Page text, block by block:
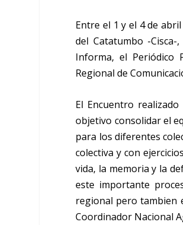
Entre el 1 y el 4 de
del Catatumbo -
Informa, el Periódico
Regional de
El Encuentro
objetivo consolidar el
para los diferentes
colectiva y con
vida, la memoria y la
este importante
regional pero tambien
Coordinador Nacional